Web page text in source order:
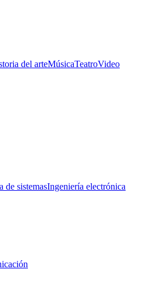
del arteMúsicaTeatroVideo
de sistemasIngeniería electrónica